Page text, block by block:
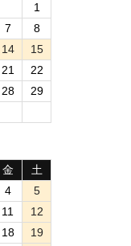
1
7
8
14
15
21
22
28
29
金
土
4
5
11
12
18
19